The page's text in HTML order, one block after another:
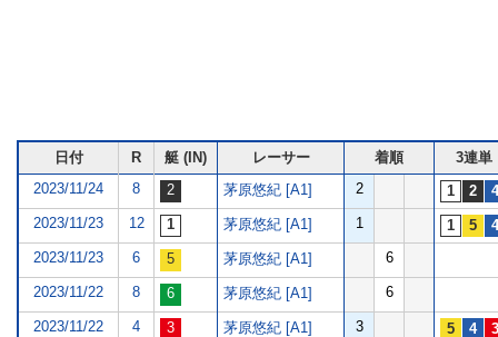
日付 R 艇 (IN) レーサー 着順
3連単
2023/11/24
8 茅原悠紀 [A1] 2
2023/11/23 12 茅原悠紀 [A1] 1
2023/11/23 6 茅原悠紀 [A1] 6
2023/11/22 8 茅原悠紀 [A1] 6
2023/11/22 4 茅原悠紀 [A1] 3